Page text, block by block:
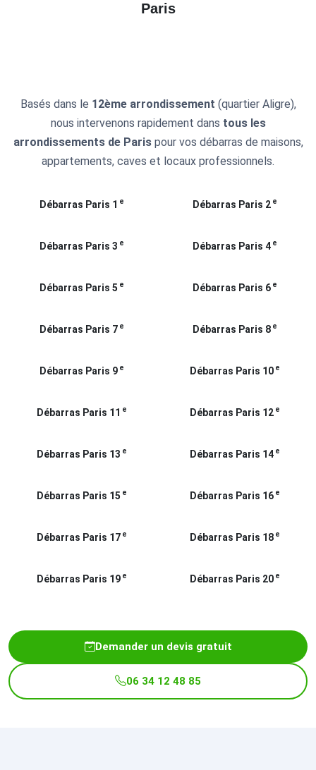
Paris
Basés dans le 12ème arrondissement (quartier Aligre),
nous intervenons rapidement dans tous les
arrondissements de Parispour vos débarras de maisons,
appartements, caves et locaux professionnels.
Débarras Paris 1 e Débarras Paris 2 e
Débarras Paris 3 e Débarras Paris 4 e
Débarras Paris 5 e Débarras Paris 6 e
Débarras Paris 7 e Débarras Paris 8 e
Débarras Paris 9 e Débarras Paris 10 e
Débarras Paris 11 e Débarras Paris 12 e
Débarras Paris 13 e Débarras Paris 14 e
Débarras Paris 15 e Débarras Paris 16 e
Débarras Paris 17 e Débarras Paris 18 e
Débarras Paris 19 e Débarras Paris 20 e
Demander un devis gratuit
06 34 12 48 85